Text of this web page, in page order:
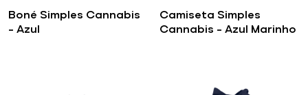
Boné Simples Cannabis
– Azul
Camiseta Simples
Cannabis – Azul Marinho